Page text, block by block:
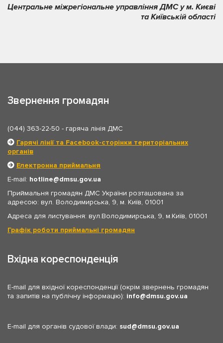
Центральне міжрегіональне управління ДМС у м. Києві
та Київській області
Звернення громадян
(044) 363-22-50 - гаряча лінія ДМС
Гарячі лінії та Facebook-сторінки територіальних
органів
Електронна приймальня
E-mail: hotline
dmsu.gov.ua
Приймальня громадян ДМС України розташована за
адресою: вул. Володимирська, 9, м. Київ, 01001
Адреса для листування: вул.Володимирська, 9, м.Київ, 01001
Графік роботи приймальні громадян
Вхідна кореспонденція
E-mail для вхідної кореспонденції (окрім звернень громадян
та запитів на публічну інформацію): info dmsu.gov.ua
E-mail для органів судової влади: sud dmsu.gov.ua